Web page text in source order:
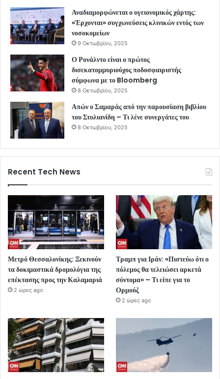
Αναδιαμορφώνεται ο υγειονομικός χάρτης:
«Έρχονται» συγχωνεύσεις κλινικών εντός των
νοσοκομείων
9 Οκτωβρίου, 2025
Ο Ρονάλντο είναι ο πρώτος
δισεκατομμυριούχος ποδοσφαιριστής
σύμφωνα με το Bloomberg
8 Οκτωβρίου, 2025
Απών ο Σαμαράς από την παρουσίαση βιβλίου
του Στυλιανίδη – Τι λένε συνεργάτες του
8 Οκτωβρίου, 2025
Recent Tech News
Μετρό Θεσσαλονίκης: Ξεκινούν
τα δοκιμαστικά δρομολόγια της
επέκτασης προς την Καλαμαριά
2 ώρες ago
Τραμπ για Ιράν: «Πιστεύω ότι ο
πόλεμος θα τελειώσει αρκετά
σύντομα» – Τι είπε για το
Ορμούζ
2 ώρες ago